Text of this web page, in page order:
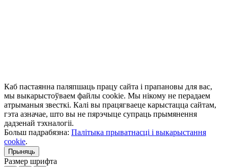
Каб пастаянна паляпшаць працу сайта і прапановы для вас,
мы выкарыстоўваем файлы cookie. Мы нікому не перадаем
атрыманыя звесткі. Калі вы працягваеце карыстацца сайтам,
гэта азначае, што вы не пярэчыце супраць прымянення
дадзенай тэхналогіі.
Больш падрабязна: Палітыка прыватнасці і выкарыстання
cookie.
Прыняць
Размер шрифта